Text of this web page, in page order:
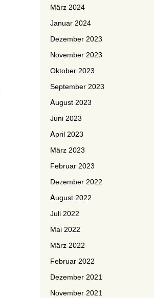
März 2024
Januar 2024
Dezember 2023
November 2023
Oktober 2023
September 2023
August 2023
Juni 2023
April 2023
März 2023
Februar 2023
Dezember 2022
August 2022
Juli 2022
Mai 2022
März 2022
Februar 2022
Dezember 2021
November 2021